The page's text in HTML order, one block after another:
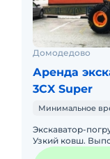
Домодедово
Аренда
3CX Super
Минимальное
Экскаватор-
Узкий ковш.
Опытные